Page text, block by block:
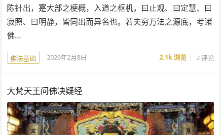
陈针出，寔大部之梗概，入道之枢机，曰止观、曰定慧、曰
寂照、曰明静，皆同出而异名也。若夫穷万法之源底，考诸
佛…
佛法基础 2026年2月8日 2.1k浏览 2 评论
大梵天王问佛决疑经